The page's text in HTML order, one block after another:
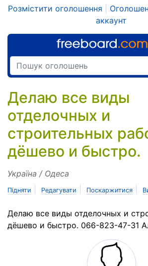
Розмістити оголошення
аккаунт
Делаю все виды
отделочных и
строительных
дёшево и быстро.
Україна / Одеса
Підняти Редагувати Поскаржитися
Делаю все виды отделочных и
дёшево и быстро. 066-823-47-31